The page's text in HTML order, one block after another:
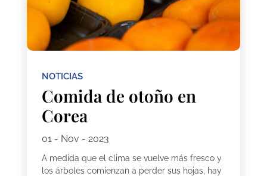
NOTICIAS
Comida de otoño en
Corea
01 - Nov - 2023
A medida que el clima se vuelve más fresco y
los árboles comienzan a perder sus hojas, hay